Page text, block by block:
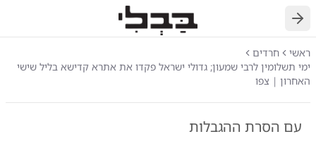
חזרה
ראשי
חרדים
ימי תשלומין לרבי שמעון; גדולי ישראל פקדו את אתרא קדישא בליל שישי
האחרון | צפו
עם הסרת ההגבלות